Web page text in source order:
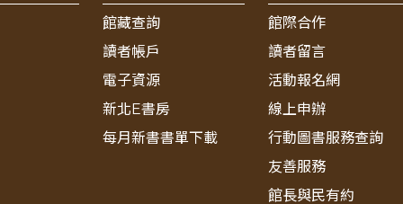
館藏查詢
讀者帳戶
電子資源
新北E書房
每月新書書單下載
館際合作
讀者留言
活動報名網
線上申辦
行動圖書服務查詢
友善服務
館長與民有約